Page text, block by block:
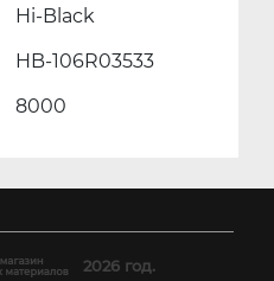
Hi-Black
HB-106R03533
8000
2026 год.